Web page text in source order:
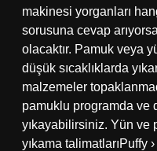
makinesi yorganları
sorusuna cevap
olacaktır. Pamuk veya
düşük sıcaklıklarda
malzemeler
pamuklu programda ve
yıkayabilirsiniz. Yün ve
yıkama talimatlarıPuffy